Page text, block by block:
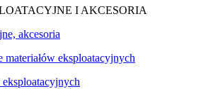
I AKCESORIA
akcesoria
eksploatacyjnych